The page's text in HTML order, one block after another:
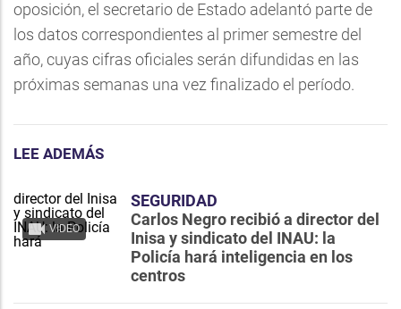
oposición, el secretario de Estado adelantó parte de
los datos correspondientes al primer semestre del
año, cuyas cifras oficiales serán difundidas en las
próximas semanas una vez finalizado el período.
LEE ADEMÁS
VIDEO
SEGURIDAD
Carlos Negro recibió a director del
Inisa y sindicato del INAU: la
Policía hará inteligencia en los
centros